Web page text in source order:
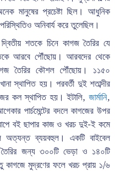
মানুষের প্রচেষ্টা ছিল। আধুনিক
অনিবার্য করে তুলেছিল।
দ্বিতীয় শতকে চিনে কাগজ তৈরির যে
আরবে পৌঁছোয়। আরবদের থেকে
তৈরির কৌশল পৌঁছোয়। ১১৫০
স্থাপিত হয়। পরবর্তী দুই শতাব্দীর
কল স্থাপিত হয়। ইটালি, জার্মানি,
পার্চমেন্টের বদলে কাগজের উপর
বই ছাপার কাজ ও খরচ দুই-ই কমে
অত্যন্ত ব্যয়বহুল। একটি বাইবেল
তৈরির জন্য ৩০০টি ভেড়া ও ১৪০টি
কাগজে মুদ্রণের ফলে খরচ প্রায় ১/৬